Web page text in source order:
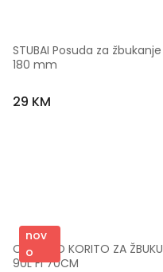
STUBAI Posuda za žbukanje
180 mm
29 KM
nov
o
OKRUGLO KORITO ZA ŽBUKU
90L FI 70CM